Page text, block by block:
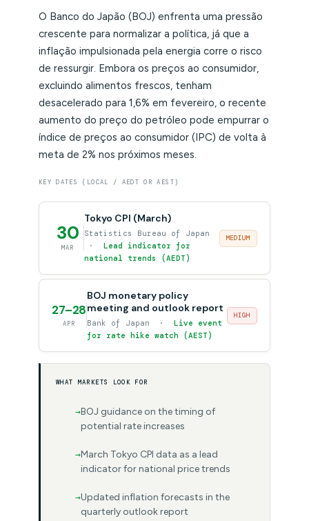
O Banco do Japão (BOJ) enfrenta uma pressão
crescente para normalizar a política, já que a
inflação impulsionada pela energia corre o risco
de ressurgir. Embora os preços ao consumidor,
excluindo alimentos frescos, tenham
desacelerado para 1,6% em fevereiro, o recente
aumento do preço do petróleo pode empurrar o
índice de preços ao consumidor (IPC) de volta à
meta de 2% nos próximos meses.
KEY DATES (LOCAL / AEDT OR AEST)
30
MAR
Tokyo CPI (March)
Statistics Bureau of Japan
· Lead indicator for
national trends (AEDT)
MEDIUM
27–28
APR
BOJ monetary policy
meeting and outlook report
Bank of Japan · Live event
for rate hike watch (AEST)
HIGH
WHAT MARKETS LOOK FOR
BOJ guidance on the timing of
potential rate increases
March Tokyo CPI data as a lead
indicator for national price trends
Updated inflation forecasts in the
quarterly outlook report